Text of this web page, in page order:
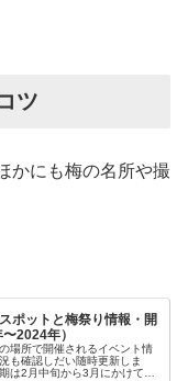
ツ
かにも梅の名所や撮
ポットと梅祭り情報・開
2024年）
場所で開催されるイベント情
も確認しだい随時更新しま
は2月中旬から3月にかけて約